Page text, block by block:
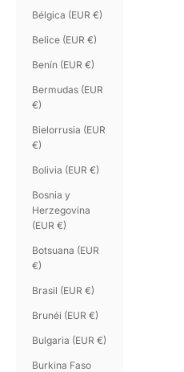
Bélgica (EUR €)
Belice (EUR €)
Benín (EUR €)
Bermudas (EUR
€)
Bielorrusia (EUR
€)
Bolivia (EUR €)
Bosnia y
Herzegovina
(EUR €)
Botsuana (EUR
€)
Brasil (EUR €)
Brunéi (EUR €)
Bulgaria (EUR €)
Burkina Faso